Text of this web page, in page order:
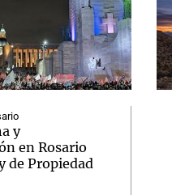
y
en Rosario
de Propiedad
Notas